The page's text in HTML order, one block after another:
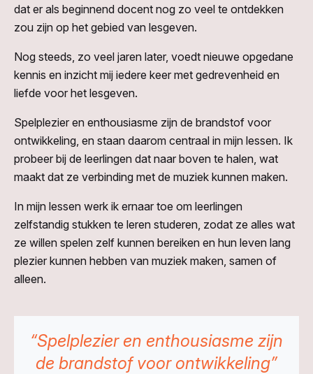
dat er als beginnend docent nog zo veel te ontdekken
zou zijn op het gebied van lesgeven.
Nog steeds, zo veel jaren later, voedt nieuwe opgedane
kennis en inzicht mij iedere keer met gedrevenheid en
liefde voor het lesgeven.
Spelplezier en enthousiasme zijn de brandstof voor
ontwikkeling, en staan daarom centraal in mijn lessen. Ik
probeer bij de leerlingen dat naar boven te halen, wat
maakt dat ze verbinding met de muziek kunnen maken.
In mijn lessen werk ik ernaar toe om leerlingen
zelfstandig stukken te leren studeren, zodat ze alles wat
ze willen spelen zelf kunnen bereiken en hun leven lang
plezier kunnen hebben van muziek maken, samen of
alleen.
“Spelplezier en enthousiasme zijn
de brandstof voor ontwikkeling”